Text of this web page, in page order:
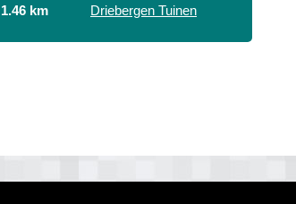
1.46 km
Driebergen Tuinen